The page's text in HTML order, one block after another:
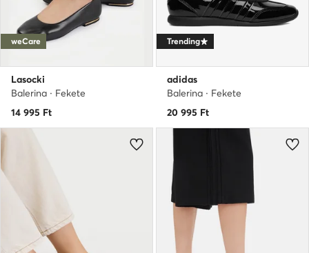
weCare
Lasocki
Balerina · Fekete
14 995 Ft
Trending
adidas
Balerina · Fekete
20 995 Ft